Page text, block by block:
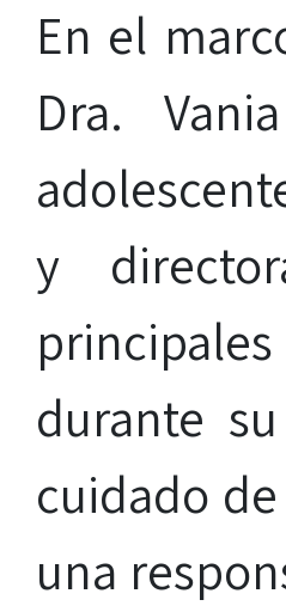
En el
Dra.
y
durante
cuidado
una